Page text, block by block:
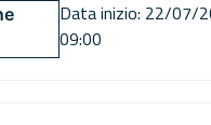
Data inizio: 22/07/
09:00